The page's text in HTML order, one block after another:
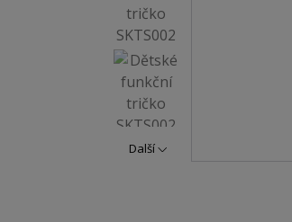
Další